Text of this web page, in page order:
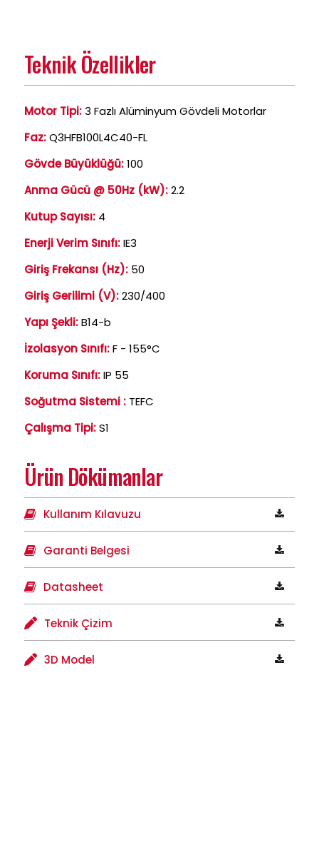
Teknik Özellikler
Motor Tipi:3 Fazlı Alüminyum Gövdeli Motorlar
Faz:Q3HFB100L4C40-FL
Gövde Büyüklüğü:100
Anma Gücü @ 50Hz (kW):2.2
Kutup Sayısı: 4
Enerji Verim Sınıfı:IE3
Giriş Frekansı (Hz): 50
Giriş Gerilimi (V):230/400
Yapı Şekli:B14-b
İzolasyon Sınıfı:F - 155°C
Koruma Sınıfı:IP 55
Soğutma Sistemi : TEFC
Çalışma Tipi:S1
Ürün Dökümanlar
Kullanım Kılavuzu
Garanti Belgesi
Datasheet
Teknik Çizim
3D Model